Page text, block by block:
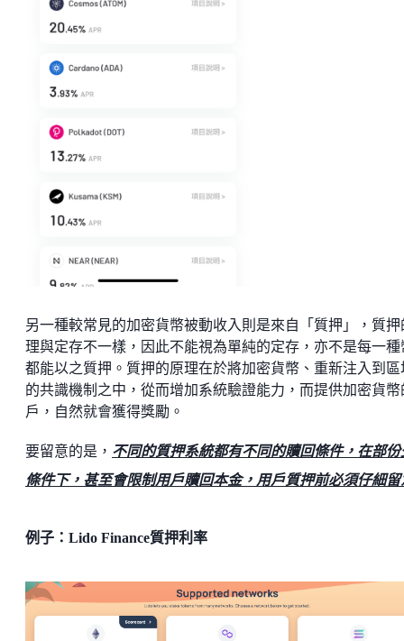
另一種較常見的加密貨幣被動收入則是來自「質押」，質押
理與定存不一樣，因此不能視為單純的定存，亦不是每一種
都能以之質押。質押的原理在於將加密貨幣、重新注入到區
的共識機制之中，從而增加系統驗證能力，而提供加密貨幣
戶，自然就會獲得獎勵。
要留意的是， 不同的質押系統都有不同的贖回條件，在部份
條件下，甚至會限制用戶贖回本金，用戶質押前必須仔細留
例子：Lido Finance質押利率